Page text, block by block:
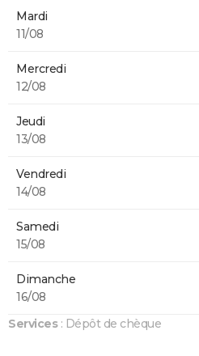
Mardi
11/08
Mercredi
12/08
Jeudi
13/08
Vendredi
14/08
Samedi
15/08
Dimanche
16/08
Services: Dépôt de chèque